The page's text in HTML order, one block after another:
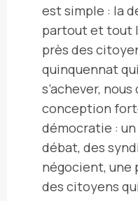
est simple : la
partout et tout
près des
quinquennat
s’achever,
conception
démocratie :
débat, des
négocient, une
des citoyens